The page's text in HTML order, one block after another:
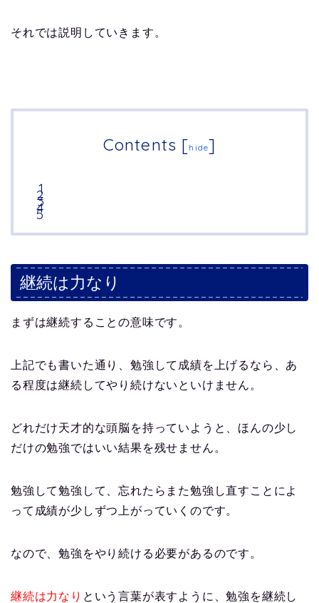
それでは説明していきます。
Contents [hide]
継続は力なり
まずは継続することの意味です。
上記でも書いた通り、勉強して成績を上げるなら、あ
る程度は継続してやり続けないといけません。
どれだけ天才的な頭脳を持っていようと、ほんの少し
だけの勉強ではいい結果を残せません。
勉強して勉強して、忘れたらまた勉強し直すことによ
って成績が少しずつ上がっていくのです。
なので、勉強をやり続ける必要があるのです。
継続は力なり という言葉が表すように、勉強を継続し